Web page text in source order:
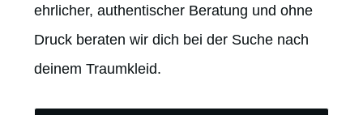
ehrlicher, authentischer Beratung und ohne
Druck beraten wir dich bei der Suche nach
deinem Traumkleid.